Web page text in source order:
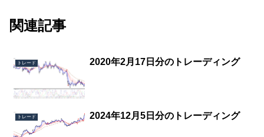
関連記事
トレード 2020年2月17日分のトレーディング
トレード 2024年12月5日分のトレーディング